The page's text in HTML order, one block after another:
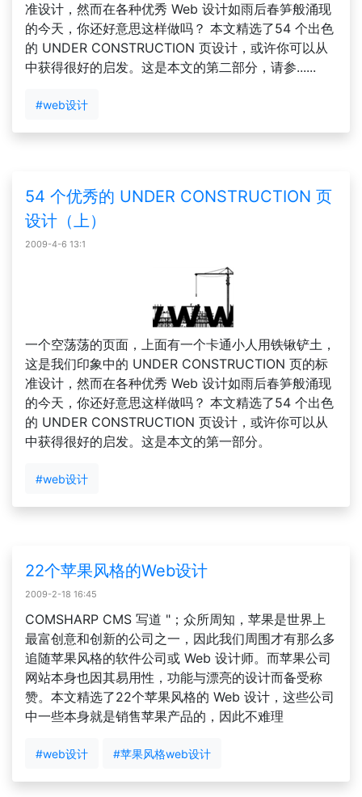
准设计，然而在各种优秀 Web 设计如雨后春笋般涌现
的今天，你还好意思这样做吗？ 本文精选了54 个出色
的 UNDER CONSTRUCTION 页设计，或许你可以从
中获得很好的启发。这是本文的第二部分，请参......
#web设计
54 个优秀的 UNDER CONSTRUCTION 页
设计（上）
2009-4-6 13:1
一个空荡荡的页面，上面有一个卡通小人用铁锹铲土，
这是我们印象中的 UNDER CONSTRUCTION 页的标
准设计，然而在各种优秀 Web 设计如雨后春笋般涌现
的今天，你还好意思这样做吗？ 本文精选了54 个出色
的 UNDER CONSTRUCTION 页设计，或许你可以从
中获得很好的启发。这是本文的第一部分。
#web设计
22个苹果风格的Web设计
2009-2-18 16:45
COMSHARP CMS 写道 "；众所周知，苹果是世界上
最富创意和创新的公司之一，因此我们周围才有那么多
追随苹果风格的软件公司或 Web 设计师。而苹果公司
网站本身也因其易用性，功能与漂亮的设计而备受称
赞。本文精选了22个苹果风格的 Web 设计，这些公司
中一些本身就是销售苹果产品的，因此不难理
#web设计 #苹果风格web设计